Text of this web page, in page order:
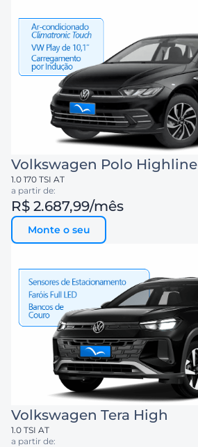
Volkswagen Polo Highline
1.0 170 TSI AT
a partir de:
R$ 2.687,99/mês
Monte o seu
Volkswagen Tera High
1.0 TSI AT
a partir de: